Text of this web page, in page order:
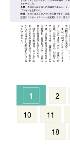
1 2
10
11
18